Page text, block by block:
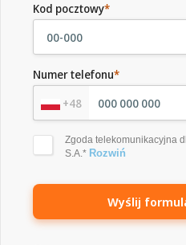
Kod pocztowy*
Numer telefonu*
+48
Zgoda telekomunikacyjna
S.A.* Rozwiń
Wyślij